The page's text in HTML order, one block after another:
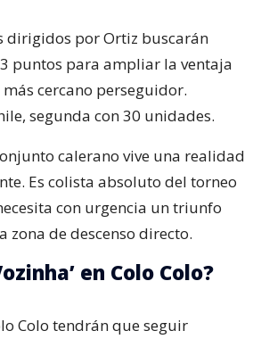
dirigidos por Ortiz buscarán
puntos para ampliar la ventaja
cercano perseguidor.
segunda con 30 unidades.
calerano vive una realidad
Es colista absoluto del torneo
con urgencia un triunfo
zona de descenso directo.
en Colo Colo?
Colo tendrán que seguir